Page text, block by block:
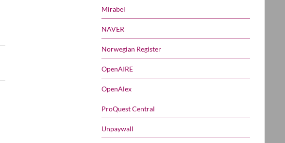
Mirabel
NAVER
Norwegian Register
OpenAIRE
OpenAlex
ProQuest Central
Unpaywall